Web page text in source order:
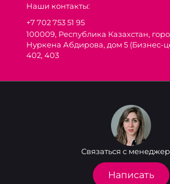
Наши контакты:
+7 702 753 51 95
100009, Республика Казахстан,
Нуркена Абдирова, дом 5 (Бизнес-
402, 403
Связаться с
Написать